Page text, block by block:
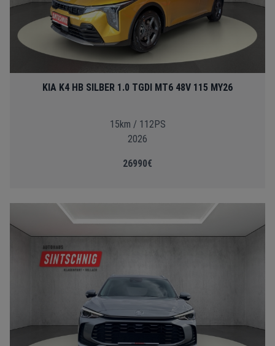
KIA K4 HB SILBER 1.0 TGDI MT6 48V 115 MY26
15km / 112PS
2026
26990€